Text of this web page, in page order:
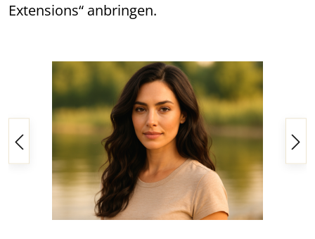
Extensions“ anbringen.
Bildergalerie überspringen